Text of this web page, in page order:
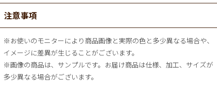
注意事項
※お使いのモニターにより商品画像と実際の色と多少異なる場合や、
イメージに差異が生じることがございます。
※画像の商品は、サンプルです。お届け商品は仕様、加工、サイズが
多少異なる場合がございます。